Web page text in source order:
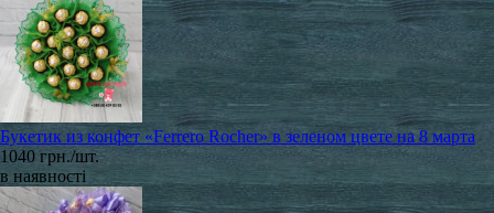
Букетик из конфет «Ferrero Rocher» в зеленом цвете на 8 марта
1040 грн./шт.
в наявності